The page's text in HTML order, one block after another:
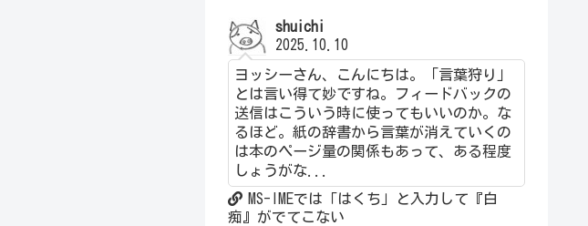
shuichi
2025.10.10
ヨッシーさん、こんにちは。「言葉狩り」
とは言い得て妙ですね。フィードバックの
送信はこういう時に使ってもいいのか。な
るほど。紙の辞書から言葉が消えていくの
は本のページ量の関係もあって、ある程度
しょうがな...
MS-IMEでは「はくち」と入力して『白
痴』がでてこない